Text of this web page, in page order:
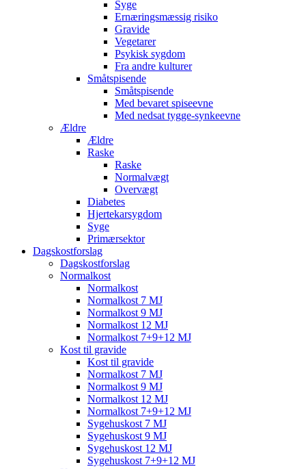
Syge
Ernæringsmæssig risiko
Gravide
Vegetarer
Psykisk sygdom
Fra andre kulturer
Småtspisende
Småtspisende
Med bevaret spiseevne
Med nedsat tygge-synkeevne
Ældre
Ældre
Raske
Raske
Normalvægt
Overvægt
Diabetes
Hjertekarsygdom
Syge
Primærsektor
Dagskostforslag
Dagskostforslag
Normalkost
Normalkost
Normalkost 7 MJ
Normalkost 9 MJ
Normalkost 12 MJ
Normalkost 7+9+12 MJ
Kost til gravide
Kost til gravide
Normalkost 7 MJ
Normalkost 9 MJ
Normalkost 12 MJ
Normalkost 7+9+12 MJ
Sygehuskost 7 MJ
Sygehuskost 9 MJ
Sygehuskost 12 MJ
Sygehuskost 7+9+12 MJ